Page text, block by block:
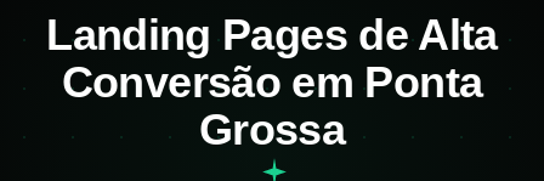
Landing Pages de Alta
Conversão em Ponta
Grossa